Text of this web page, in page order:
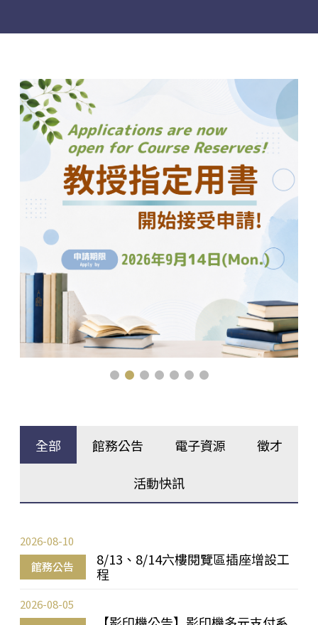
全部 館務公告 電子資源 徵才
活動快訊
館務公告
8/13、8/14六樓閱覽區插座增設工
程
2026-08-10
2026-08-05